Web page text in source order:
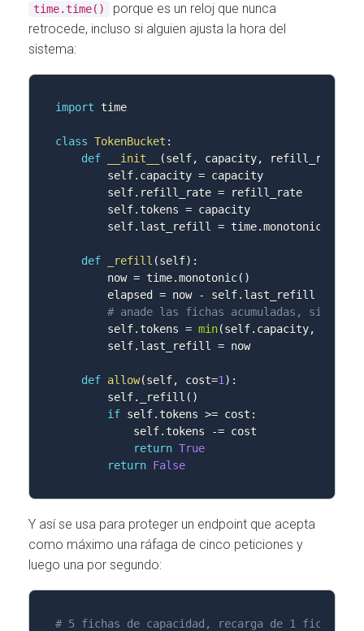
time.time()
porque es un reloj que nunca
retrocede, incluso si alguien ajusta la hora del
sistema:
import time
class TokenBucket :
def
__init__ (self, capacity, refill_rate
        self
. capacity = capacity
        self
. refill_rate = refill_rate
        self
.tokens = capacity
        self
. last_refill = time.monotonic
def _refill (self) :
        now
= time.monotonic( )
        elapsed
= now - self. last_refill
# anade las fichas acumuladas, sin
        self
.tokens = min(self. capacity,
        self
. last_refill = now
def allow(self, cost=1) :
        self
. _refill ( )
if self.tokens >= cost :
            self
.tokens -= cost
return True
return False
Y así se usa para proteger un endpoint que acepta
como máximo una ráfaga de cinco peticiones y
luego una por segundo:
# 5 fichas de capacidad, recarga de 1 ficha/